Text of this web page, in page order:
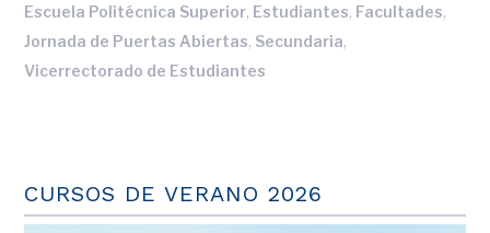
Escuela Politécnica Superior, Estudiantes, Facultades,
Jornada de Puertas Abiertas, Secundaria,
Vicerrectorado de Estudiantes
CURSOS DE VERANO 2026